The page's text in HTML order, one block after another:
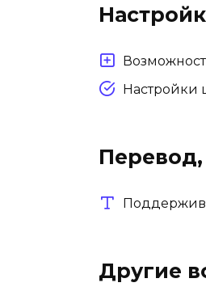
Настройки
Другие